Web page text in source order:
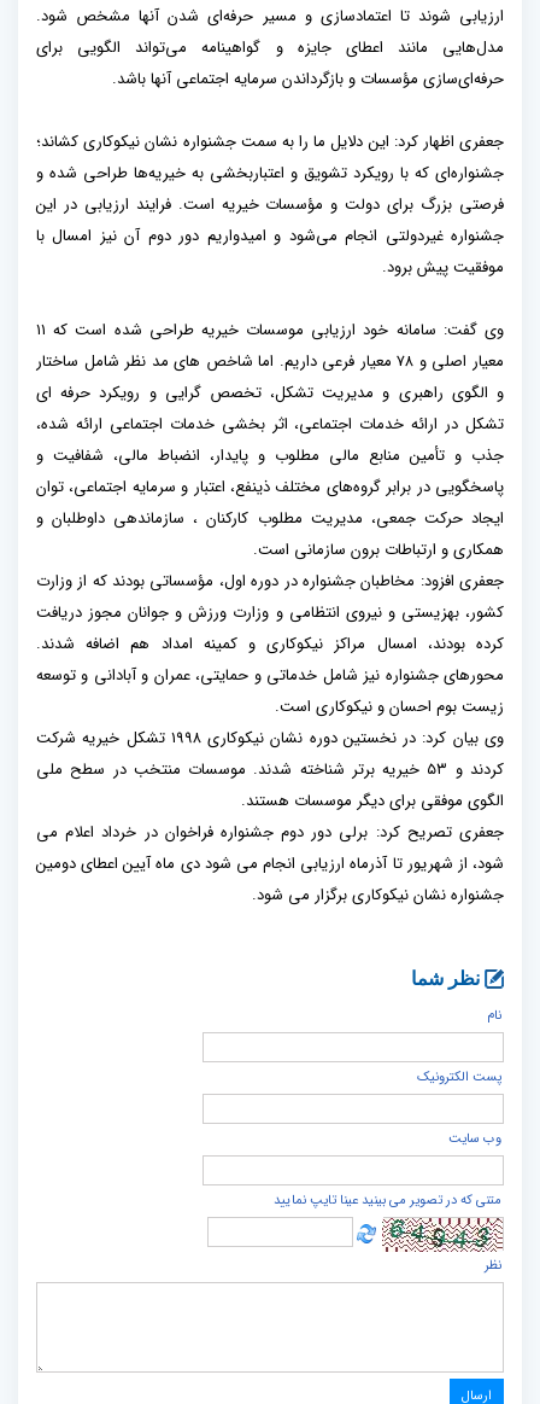
ارزیابی شوند تا اعتمادسازی و مسیر حرفه‌ای شدن آنها مشخص شود.
مدل‌هایی مانند اعطای جایزه و گواهینامه می‌تواند الگویی برای
حرفه‌ای‌سازی مؤسسات و بازگرداندن سرمایه اجتماعی آنها باشد.
جعفری اظهار کرد: این دلایل ما را به سمت جشنواره نشان نیکوکاری کشاند؛
جشنواره‌ای که با رویکرد تشویق و اعتباربخشی به خیریه‌ها طراحی شده و
فرصتی بزرگ برای دولت و مؤسسات خیریه است. فرایند ارزیابی در این
جشنواره غیردولتی انجام می‌شود و امیدواریم دور دوم آن نیز امسال با
موفقیت پیش برود.
وی گفت: سامانه خود ارزیابی موسسات خیریه طراحی شده است که ۱۱
معیار اصلی و ۷۸ معیار فرعی داریم. اما شاخص های مد نظر شامل ساختار
و الگوی راهبری و مدیریت تشکل، تخصص گرایی و رویکرد حرفه ای
تشکل در ارائه خدمات اجتماعی، اثر بخشی خدمات اجتماعی ارائه شده،
جذب و تأمین منابع مالی مطلوب و پایدار، انضباط مالی، شفافیت و
پاسخگویی در برابر گروه‌های مختلف ذینفع، اعتبار و سرمایه اجتماعی، توان
ایجاد حرکت جمعی، مدیریت مطلوب کارکنان ، سازماندهی داوطلبان و
همکاری و ارتباطات برون سازمانی است.
جعفری افزود: مخاطبان جشنواره در دوره اول، مؤسساتی بودند که از وزارت
کشور، بهزیستی و نیروی انتظامی و وزارت ورزش و جوانان مجوز دریافت
کرده بودند، امسال مراکز نیکوکاری و کمینه امداد هم اضافه شدند.
محورهای جشنواره نیز شامل خدماتی و حمایتی، عمران و آبادانی و توسعه
زیست بوم احسان و نیکوکاری است.
وی بیان کرد: در نخستین دوره نشان نیکوکاری ۱۹۹۸ تشکل خیریه شرکت
کردند و ۵۳ خیریه برتر شناخته شدند. موسسات منتخب در سطح ملی
الگوی موفقی برای دیگر موسسات هستند.
جعفری تصریح کرد: برلی دور دوم جشنواره فراخوان در خرداد اعلام می
شود، از شهریور تا آذرماه ارزیابی انجام می شود دی ماه آیین اعطای دومین
جشنواره نشان نیکوکاری برگزار می شود.
نظر شما
نام
پست الكترونيک
وب سایت
متنی که در تصویر می بینید عینا تایپ نمایید
نظر